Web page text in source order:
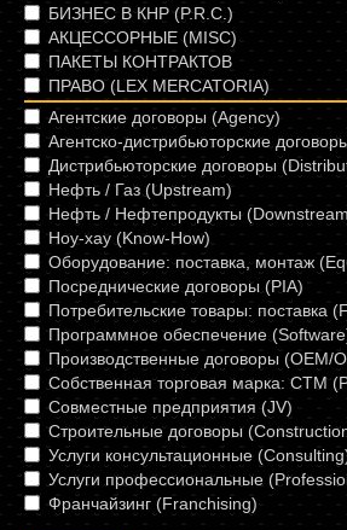
БИЗНЕС В КНР (P.R.C.)
АКЦЕССОРНЫЕ (MISC)
ПАКЕТЫ КОНТРАКТОВ
ПРАВО (LEX MERCATORIA)
Агентcкие договоры (Agency)
Агентско-дистрибьюторские
Дистрибьюторские договоры
Нефть / Газ (Upstream)
Нефть / Нефтепродукты
Ноу-хау (Know-How)
Оборудование: поставка, монтаж
Посреднические договоры (PIA)
Потребительские товары: поставка
Программное обеспечение
Производственные договоры (OEM/
Собственная торговая марка: СТМ
Совместные предприятия (JV)
Строительные договоры
Услуги консультационные
Услуги профессиональные
Франчайзинг (Franchising)